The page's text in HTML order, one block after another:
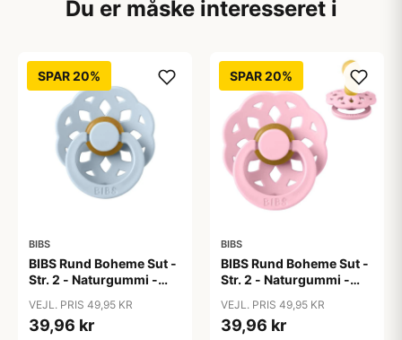
Du er måske interesseret i
SPAR 20%
BIBS
BIBS Rund Boheme Sut -
Str. 2 - Naturgummi -
VEJL. PRIS 49,95 KR
39,96 kr
SPAR 20%
BIBS
BIBS Rund Boheme Sut -
Str. 2 - Naturgummi -
VEJL. PRIS 49,95 KR
39,96 kr